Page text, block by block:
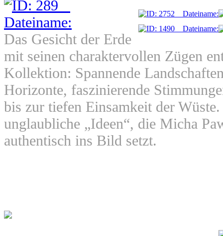
Das Gesicht der Erde
mit seinen charaktervollen Zügen
Kollektion: Spannende
Horizonte, faszinierende
bis zur tiefen Einsamkeit der
unglaubliche „Ideen“, die Micha
authentisch ins Bild setzt.